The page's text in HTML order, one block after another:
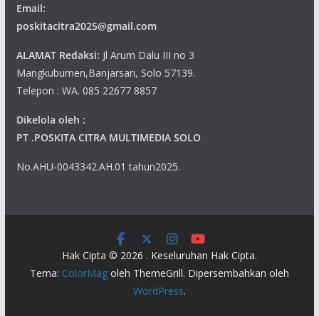
Email:
poskitacitra2025@gmail.com
ALAMAT Redaksi: Jl Arum Dalu III no 3
Mangkubumen,Banjarsari, Solo 57139.
Telepon : WA. 085 22677 8857
Dikelola oleh :
PT .POSKITA CITRA MULTIMEDIA SOLO
No.AHU-0043342.AH.01 tahun2025.
Hak Cipta © 2026 . Keseluruhan Hak Cipta.
Tema: ColorMagoleh ThemeGrill. Dipersembahkan oleh
WordPress.